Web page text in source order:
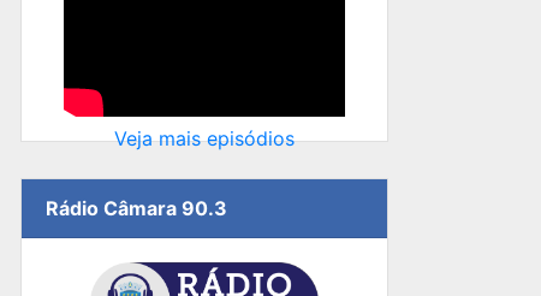
Veja mais episódios
Rádio Câmara 90.3